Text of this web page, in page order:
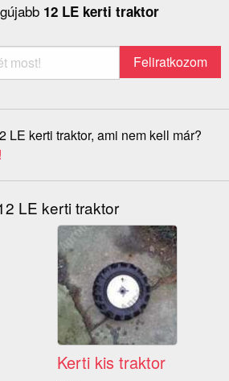
12 LE kerti traktor
LE kerti traktor, ami nem kell már?
LE kerti traktor
Kerti kis traktor